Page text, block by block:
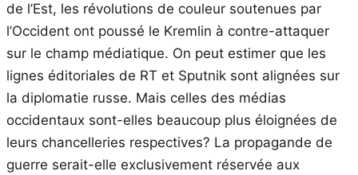
de l’Est, les révolutions de couleur soutenues par
l’Occident ont poussé le Kremlin à contre-attaquer
sur le champ médiatique. On peut estimer que les
lignes éditoriales de RT et Sputnik sont alignées sur
la diplomatie russe. Mais celles des médias
occidentaux sont-elles beaucoup plus éloignées de
leurs chancelleries respectives? La propagande de
guerre serait-elle exclusivement réservée aux